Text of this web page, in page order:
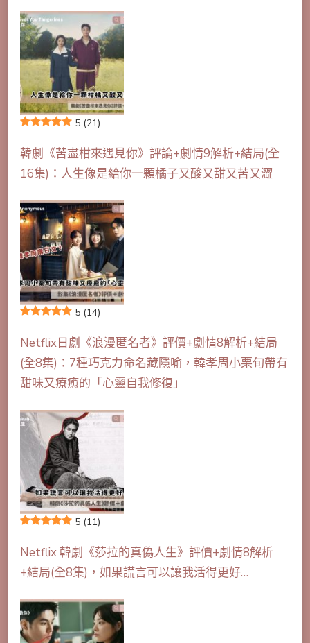
5 (21)
韓劇《苦盡柑來遇見你》評論+劇情9解析+結局(全
16集)：人生像是給你一顆橘子又酸又甜又苦又澀
5 (14)
Netflix日劇《浪漫匿名者》評價+劇情8解析+結局
(全8集)：7種巧克力命名藏隱喻，韓孝周小栗旬帶有
甜味又療癒的「心靈自我修復」
5 (11)
Netflix 韓劇《莎拉的真偽人生》評價+劇情8解析
+結局(全8集)，如果謊言可以讓我活得更好…